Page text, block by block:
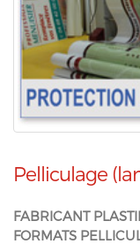
Pelliculage
FABRICANT
FORMATS